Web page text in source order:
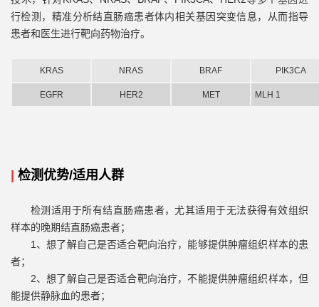
行检测，精准分析结直肠癌患者体内相关基因突变信息，从而指导
患者和医生进行靶向药物治疗。
KRAS NRAS BRAF PIK3CA
EGFR HER2 MET MLH 1
检测优势/适用人群
检测适用于所有结直肠癌患者，尤其适用于无法获得有效组织
样本的晚期结直肠癌患者；
1、想了解自己是否适合靶向治疗，能够提供肿瘤组织样本的患
者；
2、想了解自己是否适合靶向治疗，不能提供肿瘤组织样本，但
能提供静脉血的患者；